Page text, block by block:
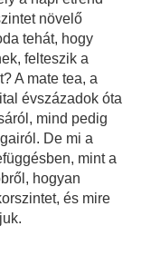
növelő
tehát, hogy
felteszik a
A mate tea, a
évszázadok óta
mind pedig
De mi a
mint a
hogyan
és mire